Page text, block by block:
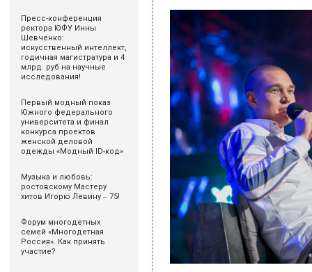
Пресс-конференция
ректора ЮФУ Инны
Шевченко:
искусственный интеллект,
годичная магистратура и 4
млрд. руб на научные
исследования!
Первый модный показ
Южного федерального
университета и финал
конкурса проектов
женской деловой
одежды «Модный ID-код»
Музыка и любовь:
ростовскому Мастеру
хитов Игорю Левину ‒ 75!
Форум многодетных
семей «Многодетная
Россия». Как принять
участие?